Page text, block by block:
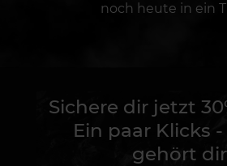
noch heute in ein
Sichere dir jetzt
Ein paar Klicks
gehört